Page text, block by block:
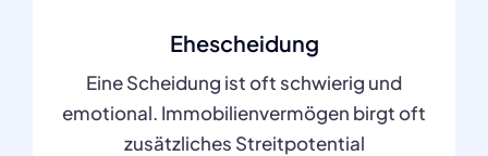
Ehescheidung
Eine Scheidung ist oft schwierig und
emotional. Immobilienvermögen birgt oft
zusätzliches Streitpotential